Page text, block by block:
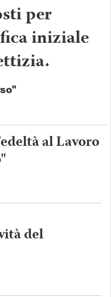
per
iniziale
al Lavoro
del